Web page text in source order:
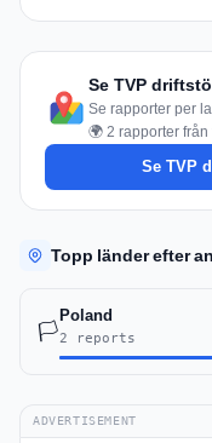
Se TVP
Se rapporter per
🌍 2 rapporter
Se TVP
Topp länder efter
🏳️
Poland
2 reports
ADVERTISEMENT